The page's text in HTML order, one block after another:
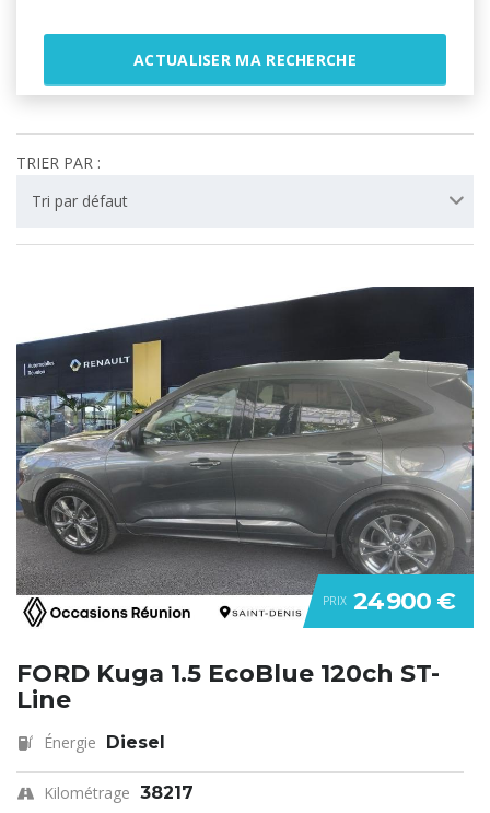
Énergie
ACTUALISER MA RECHERCHE
TRIER PAR :
Tri par défaut
PRIX 24 900 €
FORD Kuga 1.5 EcoBlue 120ch ST-
Line
Énergie Diesel
Kilométrage 38217